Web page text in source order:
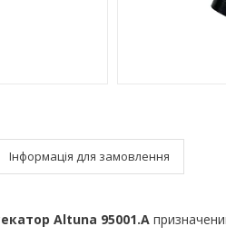
Інформація для замовлення
Altuna 95001.A